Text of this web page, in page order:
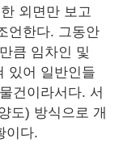
외면만 보고
언한다. 그동안
큼 임차인 및
있어 일반인들
건이라서다. 서
도) 방식으로 개
이다.